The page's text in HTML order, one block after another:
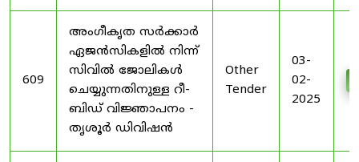
609
അംഗീകൃത സർക്കാർ
ഏജൻസികളിൽ നിന്ന്
സിവിൽ ജോലികൾ
ചെയ്യുന്നതിനുള്ള റീ-
ബിഡ് വിജ്ഞാപനം -
തൃശൂർ ഡിവിഷൻ
Other
Tender
03-
02-
2025